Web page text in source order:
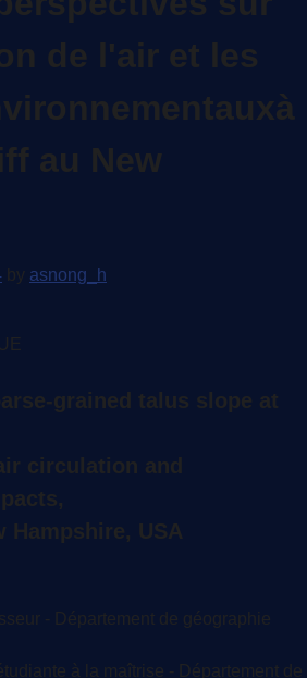
de l'air et les
au New
by asnong_h
grained talus slope at
circulation and
Hampshire, USA
- Département de géographie
à la maîtrise - Département de